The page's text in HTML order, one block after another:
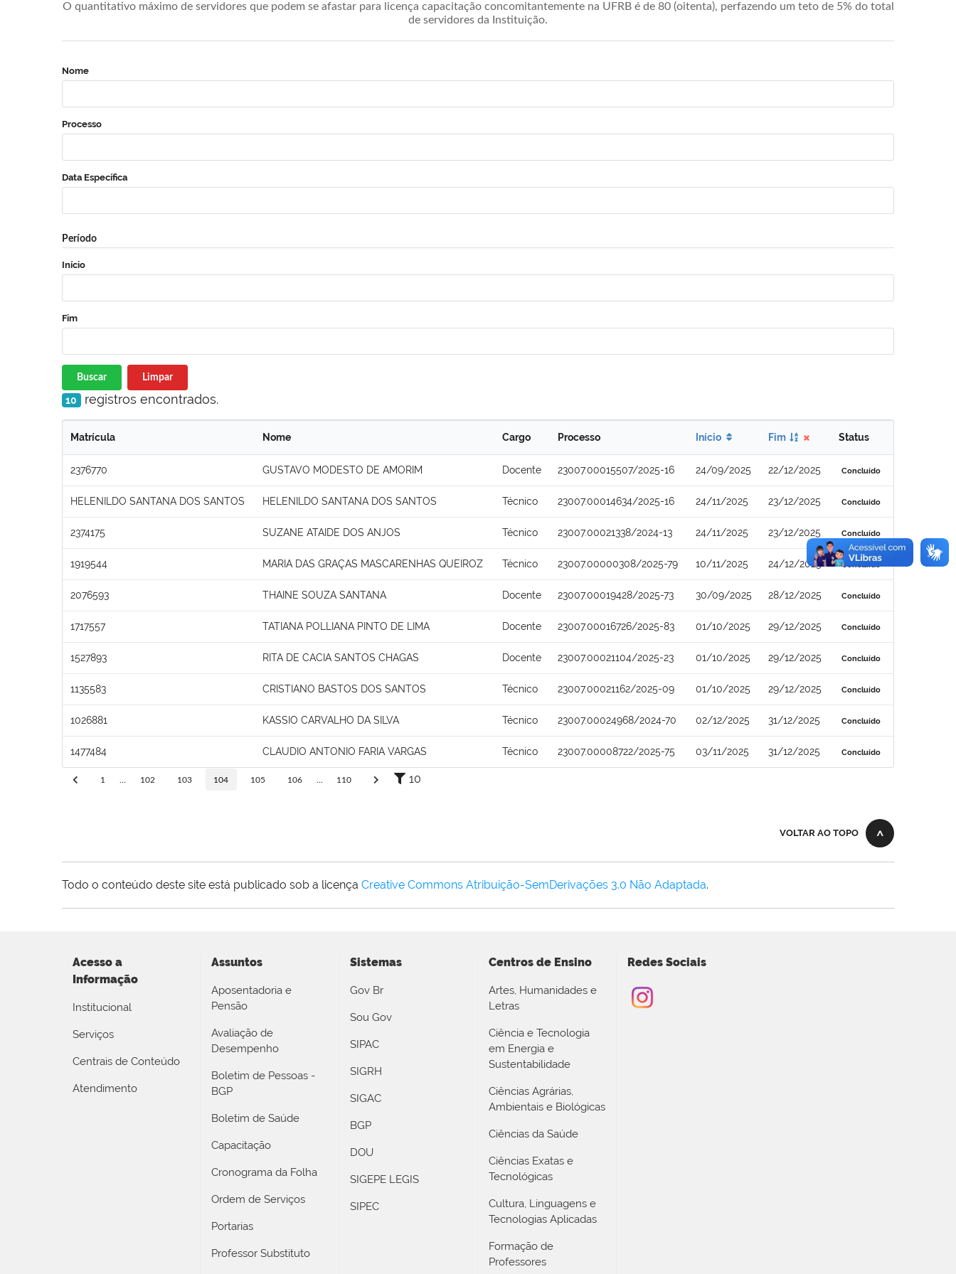
O quantitativo máximo de servidores que podem se afastar para licença capacitação concomitantemente na UFRB é de 80 (oitenta), perfazendo um teto de 5% do total
de servidores da Instituição.
Nome
Processo
Data Específica
Período
Início
Fim
Buscar Limpar
10 registros encontrados.
Matrícula Nome Cargo Processo Início Fim Status
2376770 GUSTAVO MODESTO DE AMORIM Docente 23007.00015507/2025-16 24/09/2025 22/12/2025 Concluído
HELENILDO SANTANA DOS SANTOS HELENILDO SANTANA DOS SANTOS Técnico 23007.00014634/2025-16 24/11/2025 23/12/2025 Concluído
2374175 SUZANE ATAIDE DOS ANJOS Técnico 23007.00021338/2024-13 24/11/2025 23/12/2025 Concluído
1919544 MARIA DAS GRAÇAS MASCARENHAS QUEIROZ Técnico 23007.00000308/2025-79 10/11/2025 24/12/2025 Concluído
2076593 THAINE SOUZA SANTANA Docente 23007.00019428/2025-73 30/09/2025 28/12/2025 Concluído
1717557 TATIANA POLLIANA PINTO DE LIMA Docente 23007.00016726/2025-83 01/10/2025 29/12/2025 Concluído
1527893 RITA DE CACIA SANTOS CHAGAS Docente 23007.00021104/2025-23 01/10/2025 29/12/2025 Concluído
1135583 CRISTIANO BASTOS DOS SANTOS Técnico 23007.00021162/2025-09 01/10/2025 29/12/2025 Concluído
1026881 KASSIO CARVALHO DA SILVA Técnico 23007.00024968/2024-70 02/12/2025 31/12/2025 Concluído
1477484 CLAUDIO ANTONIO FARIA VARGAS Técnico 23007.00008722/2025-75 03/11/2025 31/12/2025 Concluído
1 102 103 104 105 106 110 10
VOLTAR AO TOPO
Todo o conteúdo deste site está publicado sob a licença Creative Commons Atribuição-SemDerivações 3.0 Não Adaptada.
Acesso a
Informação
Institucional
Serviços
Centrais de Conteúdo
Atendimento
Assuntos
Aposentadoria e
Pensão
Avaliação de
Desempenho
Boletim de Pessoas -
BGP
Boletim de Saúde
Capacitação
Cronograma da Folha
Ordem de Serviços
Portarias
Professor Substituto
Sistemas
Gov Br
Sou Gov
SIPAC
SIGRH
SIGAC
BGP
DOU
SIGEPE LEGIS
SIPEC
Centros de Ensino
Artes, Humanidades e
Letras
Ciência e Tecnologia
em Energia e
Sustentabilidade
Ciências Agrárias,
Ambientais e Biológicas
Ciências da Saúde
Ciências Exatas e
Tecnológicas
Cultura, Linguagens e
Tecnologias Aplicadas
Formação de
Professores
Redes Sociais